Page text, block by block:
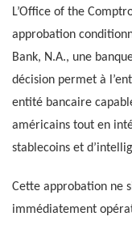
L’Office of the
approbation
Bank, N.A., une
décision permet à
entité bancaire
américains tout en
stablecoins et
Cette approbation ne
immédiatement